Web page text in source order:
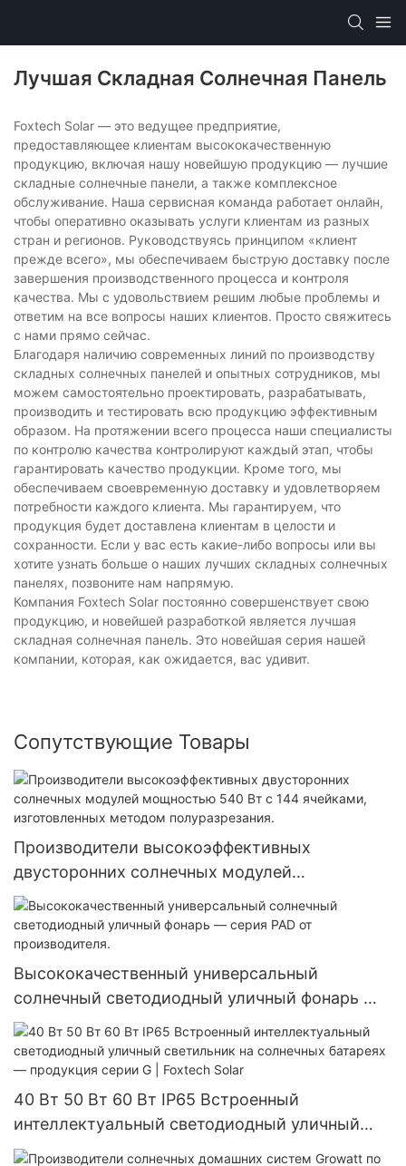
Лучшая Складная Солнечная Панель
Foxtech Solar — это ведущее предприятие,
предоставляющее клиентам высококачественную
продукцию, включая нашу новейшую продукцию — лучшие
складные солнечные панели, а также комплексное
обслуживание. Наша сервисная команда работает онлайн,
чтобы оперативно оказывать услуги клиентам из разных
стран и регионов. Руководствуясь принципом «клиент
прежде всего», мы обеспечиваем быструю доставку после
завершения производственного процесса и контроля
качества. Мы с удовольствием решим любые проблемы и
ответим на все вопросы наших клиентов. Просто свяжитесь
с нами прямо сейчас.
Благодаря наличию современных линий по производству
складных солнечных панелей и опытных сотрудников, мы
можем самостоятельно проектировать, разрабатывать,
производить и тестировать всю продукцию эффективным
образом. На протяжении всего процесса наши специалисты
по контролю качества контролируют каждый этап, чтобы
гарантировать качество продукции. Кроме того, мы
обеспечиваем своевременную доставку и удовлетворяем
потребности каждого клиента. Мы гарантируем, что
продукция будет доставлена ​​клиентам в целости и
сохранности. Если у вас есть какие-либо вопросы или вы
хотите узнать больше о наших лучших складных солнечных
панелях, позвоните нам напрямую.
Компания Foxtech Solar постоянно совершенствует свою
продукцию, и новейшей разработкой является лучшая
складная солнечная панель. Это новейшая серия нашей
компании, которая, как ожидается, вас удивит.
Сопутствующие Товары
Производители высокоэффективных
двусторонних солнечных модулей
мощностью 540 Вт с 144 ячейками,
изготовленных методом полуразрезания.
Высококачественный универсальный
солнечный светодиодный уличный фонарь —
серия PAD от производителя.
40 Вт 50 Вт 60 Вт IP65 Встроенный
интеллектуальный светодиодный уличный
светильник на солнечных батареях —